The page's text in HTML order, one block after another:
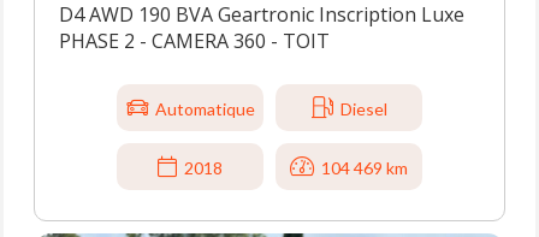
D4 AWD 190 BVA Geartronic Inscription Luxe
PHASE 2 - CAMERA 360 - TOIT
Automatique Diesel
2018 104 469 km